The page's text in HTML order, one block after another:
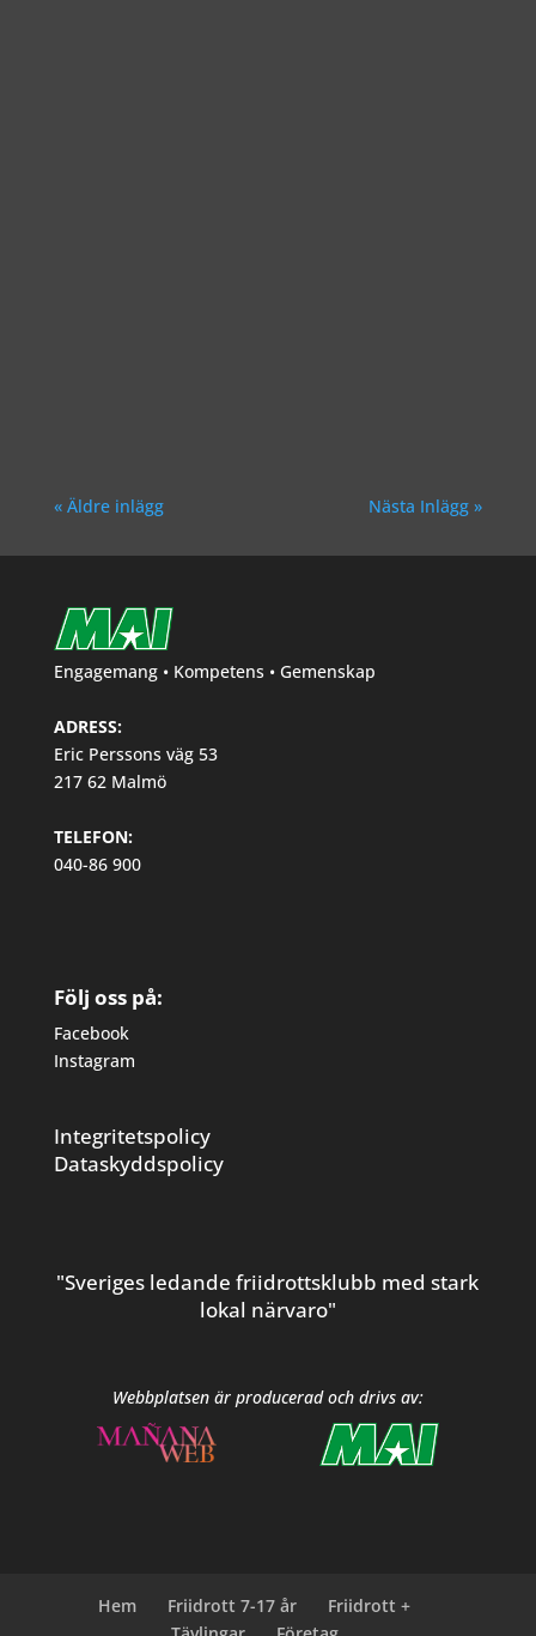
« Äldre inlägg Nästa Inlägg »
Engagemang • Kompetens • Gemenskap
ADRESS:
Eric Perssons väg 53
217 62 Malmö
TELEFON:
040-86 900
Följ oss på:
Facebook
Instagram
Integritetspolicy
Dataskyddspolicy
"Sveriges ledande friidrottsklubb med stark
lokal närvaro"
Webbplatsen är producerad och drivs av:
Hem Friidrott 7-17 år
Friidrott +